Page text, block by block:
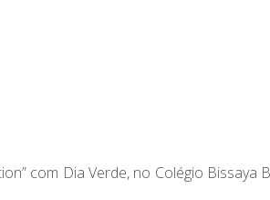
com Dia Verde, no Colégio